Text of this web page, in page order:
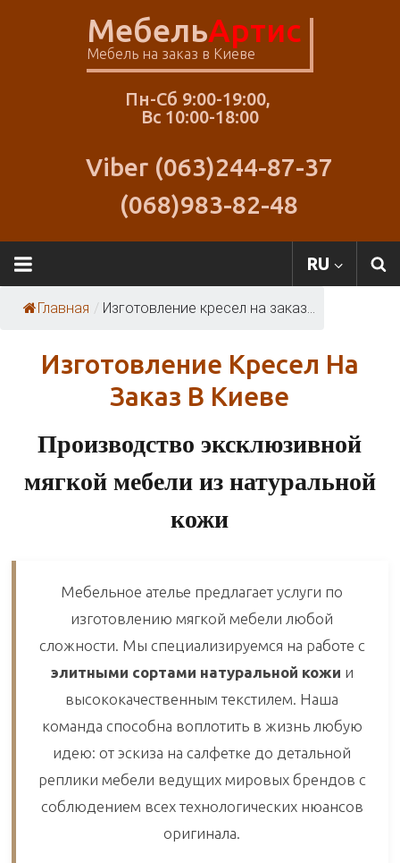
МебельАртис
Мебель на заказ в Киеве
Пн-Сб 9:00-19:00,
Вс 10:00-18:00
Viber (063)244-87-37
(068)983-82-48
RU
Главная / Изготовление кресел на заказ...
Изготовление Кресел На
Заказ В Киеве
Производство эксклюзивной
мягкой мебели из натуральной
кожи
Мебельное ателье предлагает услуги по
изготовлению мягкой мебели любой
сложности. Мы специализируемся на работе с
элитными сортами натуральной кожи и
высококачественным текстилем. Наша
команда способна воплотить в жизнь любую
идею: от эскиза на салфетке до детальной
реплики мебели ведущих мировых брендов с
соблюдением всех технологических нюансов
оригинала.